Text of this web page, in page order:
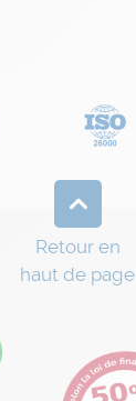
Next
Retour en
haut de page